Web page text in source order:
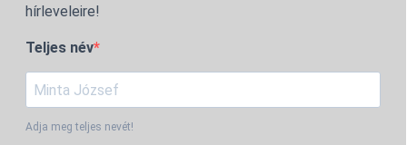
hírleveleire!
Teljes név
Adja meg teljes nevét!